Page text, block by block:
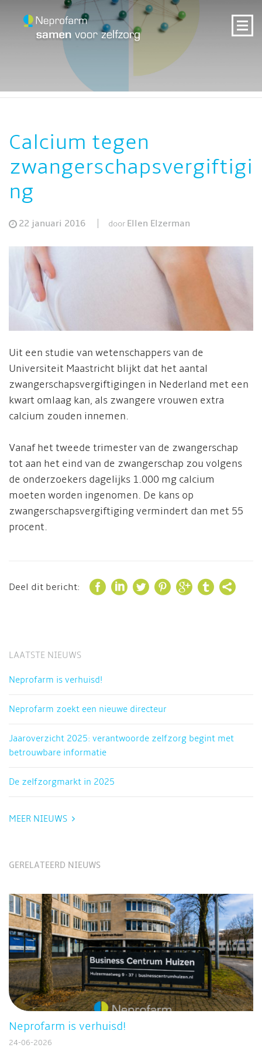
Calcium tegen
zwangerschapsvergiftigi
ng
22 januari 2016 door Ellen Elzerman
Uit een studie van wetenschappers van de
Universiteit Maastricht blijkt dat het aantal
zwangerschapsvergiftigingen in Nederland met een
kwart omlaag kan, als zwangere vrouwen extra
calcium zouden innemen.
Vanaf het tweede trimester van de zwangerschap
tot aan het eind van de zwangerschap zou volgens
de onderzoekers dagelijks 1.000 mg calcium
moeten worden ingenomen. De kans op
zwangerschapsvergiftiging vermindert dan met 55
procent.
Deel dit bericht:       
LAATSTE NIEUWS
Neprofarm is verhuisd!
Neprofarm zoekt een nieuwe directeur
Jaaroverzicht 2025: verantwoorde zelfzorg begint met
betrouwbare informatie
De zelfzorgmarkt in 2025
MEER NIEUWS
GERELATEERD NIEUWS
Neprofarm is verhuisd!
24-06-2026